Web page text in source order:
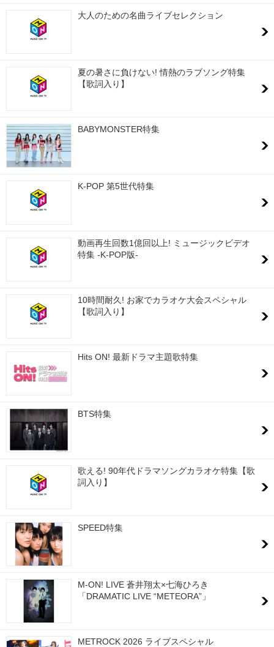
大人のための名曲ライブセレクション
夏の暑さに負けない! 情熱のラブソング特集
【歌詞入り】
BABYMONSTER特集
K-POP 第5世代特集
動画再生回数1億回以上! ミュージックビデオ
特集 -K-POP版-
10時間耐久! お家でカラオケ大会スペシャル
【歌詞入り】
Hits ON! 最新ドラマ主題歌特集
BTS特集
歌える! 90年代ドラマソングカラオケ特集【歌
詞入り】
SPEED特集
M-ON! LIVE 蒼井翔太×七海ひろき
「DRAMATIC LIVE “METEORA”」
METROCK 2026 ライブスペシャル